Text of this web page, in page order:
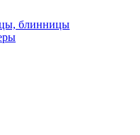
блинницы